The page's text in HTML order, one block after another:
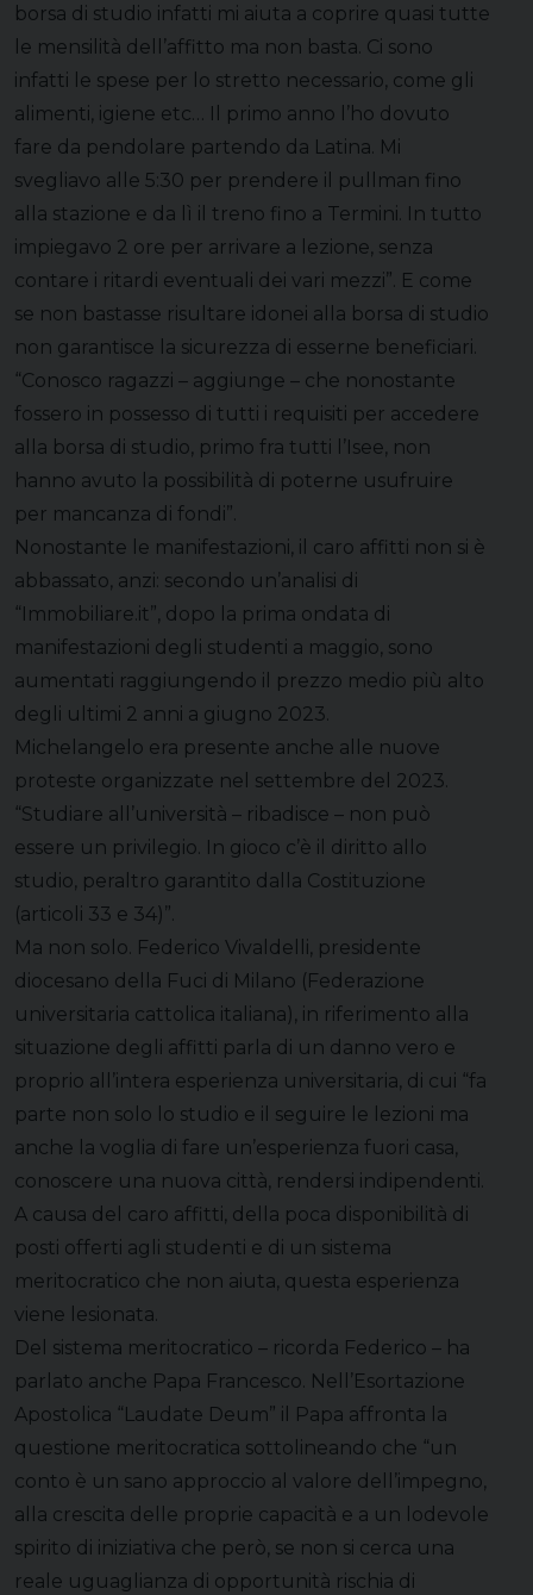
borsa di studio infatti mi aiuta a coprire quasi tutte
le mensilità dell’affitto ma non basta. Ci sono
infatti le spese per lo stretto necessario, come gli
alimenti, igiene etc… Il primo anno l’ho dovuto
fare da pendolare partendo da Latina. Mi
svegliavo alle 5:30 per prendere il pullman fino
alla stazione e da lì il treno fino a Termini. In tutto
impiegavo 2 ore per arrivare a lezione, senza
contare i ritardi eventuali dei vari mezzi”. E come
se non bastasse risultare idonei alla borsa di studio
non garantisce la sicurezza di esserne beneficiari.
“Conosco ragazzi – aggiunge – che nonostante
fossero in possesso di tutti i requisiti per accedere
alla borsa di studio, primo fra tutti l’Isee, non
hanno avuto la possibilità di poterne usufruire
per mancanza di fondi”.
Nonostante le manifestazioni, il caro affitti non si è
abbassato, anzi: secondo un’analisi di
“Immobiliare.it”, dopo la prima ondata di
manifestazioni degli studenti a maggio, sono
aumentati raggiungendo il prezzo medio più alto
degli ultimi 2 anni a giugno 2023.
Michelangelo era presente anche alle nuove
proteste organizzate nel settembre del 2023.
“Studiare all’università – ribadisce – non può
essere un privilegio. In gioco c’è il diritto allo
studio, peraltro garantito dalla Costituzione
(articoli 33 e 34)”.
Ma non solo. Federico Vivaldelli, presidente
diocesano della Fuci di Milano (Federazione
universitaria cattolica italiana), in riferimento alla
situazione degli affitti parla di un danno vero e
proprio all’intera esperienza universitaria, di cui “fa
parte non solo lo studio e il seguire le lezioni ma
anche la voglia di fare un’esperienza fuori casa,
conoscere una nuova città, rendersi indipendenti.
A causa del caro affitti, della poca disponibilità di
posti offerti agli studenti e di un sistema
meritocratico che non aiuta, questa esperienza
viene lesionata.
Del sistema meritocratico – ricorda Federico – ha
parlato anche Papa Francesco. Nell’Esortazione
Apostolica “Laudate Deum” il Papa affronta la
questione meritocratica sottolineando che “un
conto è un sano approccio al valore dell’impegno,
alla crescita delle proprie capacità e a un lodevole
spirito di iniziativa che però, se non si cerca una
reale uguaglianza di opportunità rischia di